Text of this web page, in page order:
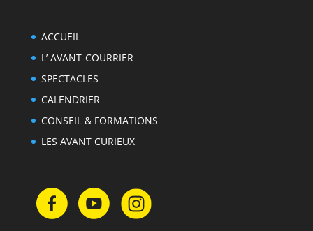
ACCUEIL
L’ AVANT-COURRIER
SPECTACLES
CALENDRIER
CONSEIL & FORMATIONS
LES AVANT CURIEUX